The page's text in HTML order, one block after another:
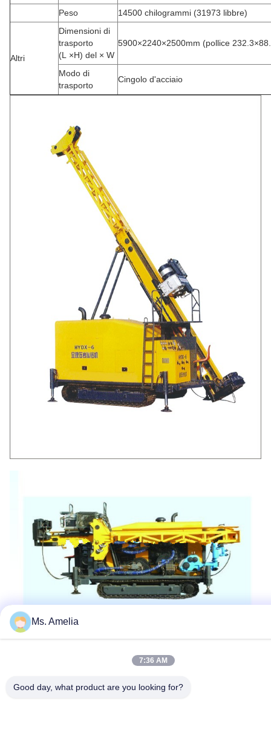
Peso
14500 chilogrammi (31973 libbre)
Altri
Dimensioni di
trasporto
(L ×H) del × W
5900×2240×2500mm (pollice
Modo di
trasporto
Cingolo d'acciaio
Tag: Impianti Di Perforazione Di Carotiere
Carotaggio Del Diamante
Impianto Di Perforazione Di Trapano Idraulico
Ms. Amelia
7:36 AM
Good day, what product are you looking for?